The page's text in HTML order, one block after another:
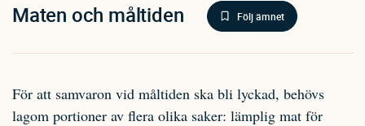
Maten och måltiden Följ ämnet
För att samvaron vid måltiden ska bli lyckad, behövs
lagom portioner av flera olika saker: lämplig mat för